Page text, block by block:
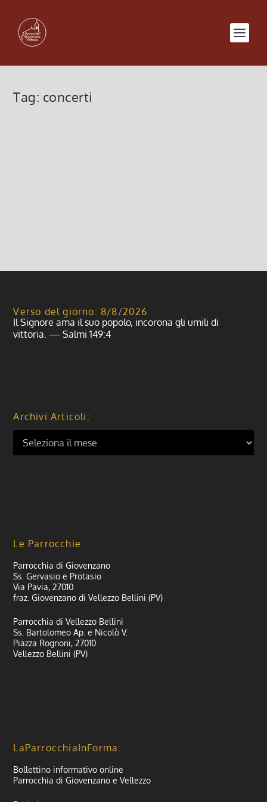
Tag: concerti
Verso del giorno: 8/8/2026
Il Signore ama il suo popolo, incorona gli umili di
vittoria. — Salmi 149:4
Archivi Articoli:
Le Parrocchie:
Parrocchia di Giovenzano
Ss. Gervasio e Protasio
Via Pavia, 27010
fraz. Giovenzano di Vellezzo Bellini (PV)
Parrocchia di Vellezzo Bellini
Ss. Bartolomeo Ap. e Nicolò V.
Piazza Rognoni, 27010
Vellezzo Bellini (PV)
LaParrocchiaInForma:
Bollettino informativo online
Parrocchia di Giovenzano e Vellezzo